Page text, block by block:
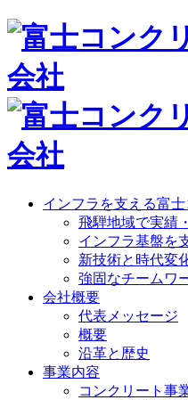
インフラを支える富士
飛騨地域で実績
インフラ基盤を
新技術と時代変
強固なチームワ
会社概要
代表メッセージ
概要
沿革と歴史
事業内容
コンクリート事